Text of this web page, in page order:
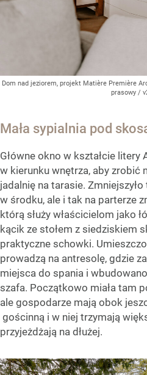
Dom nad jeziorem, projekt Matière Première
prasowy /
Mała sypialnia pod
Główne okno w kształcie litery
w kierunku wnętrza, aby zrobić
jadalnię na tarasie.
w środku, ale i tak na parterze
którą służy właścicielom jako
kącik ze stołem z siedziskiem
praktyczne schowki.
prowadzą na antresolę, gdzie
miejsca do spania i
szafa. Początkowo miała tam
ale gospodarze mają obok
gościnną i w niej trzymają
przyjeżdżają na dłużej.